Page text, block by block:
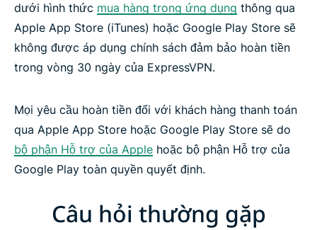
dưới hình thức mua hàng trong ứng dụng thông qua
Apple App Store (iTunes) hoặc Google Play Store sẽ
không được áp dụng chính sách đảm bảo hoàn tiền
trong vòng 30 ngày của ExpressVPN.
Mọi yêu cầu hoàn tiền đối với khách hàng thanh toán
qua Apple App Store hoặc Google Play Store sẽ do
bộ phận Hỗ trợ của Apple hoặc bộ phận Hỗ trợ của
Google Play toàn quyền quyết định.
Câu hỏi thường gặp